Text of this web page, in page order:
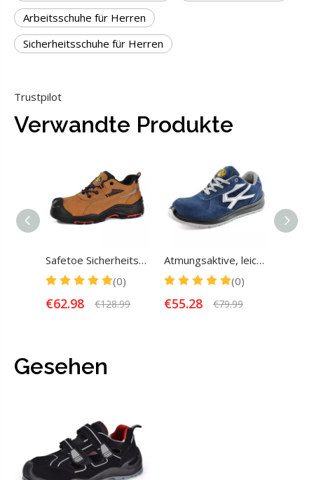
Arbeitsschuhe für Herren
Sicherheitsschuhe für Herren
Trustpilot
Verwandte Produkte
Safetoe Sicherheits-Arbeitsschuhe aus echtem Leder mit Überkappen
(0)
€62.98 €128.99
Atmungsaktive, leichte Sicherheits-Arbeitsschuhe von Safetoe mit Verbundkappe
(0)
€55.28 €79.99
Gesehen